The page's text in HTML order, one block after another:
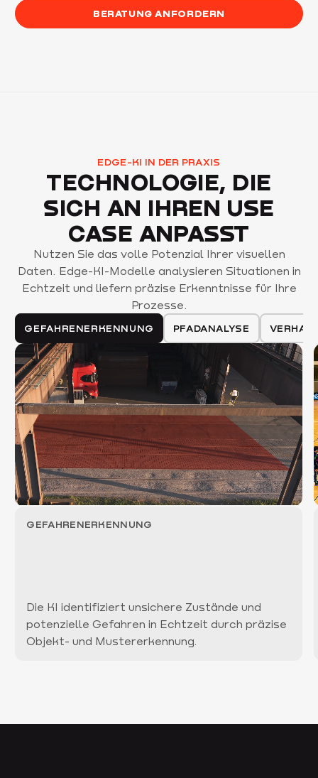
BERATUNG ANFORDERN
EDGE-KI IN DER PRAXIS
TECHNOLOGIE, DIE
SICH AN IHREN USE
CASE ANPASST
Nutzen Sie das volle Potenzial Ihrer visuellen
Daten. Edge-KI-Modelle analysieren Situationen in
Echtzeit und liefern präzise Erkenntnisse für Ihre
Prozesse.
GEFAHRENERKENNUNG PFADANALYSE
GEFAHRENERKENNUNG
Die KI identifiziert unsichere Zustände und
potenzielle Gefahren in Echtzeit durch präzise
Objekt- und Mustererkennung.